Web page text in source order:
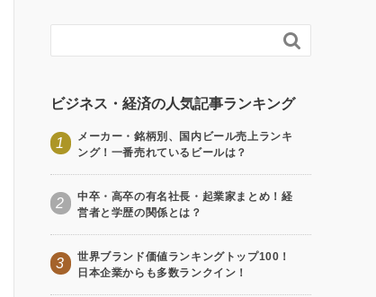

ビジネス・経済の人気記事ランキング
1
メーカー・銘柄別、国内ビール売上ランキ
ング！一番売れているビールは？
2
中卒・高卒の有名社長・起業家まとめ！経
営者と学歴の関係とは？
3
世界ブランド価値ランキングトップ100！
日本企業からも多数ランクイン！